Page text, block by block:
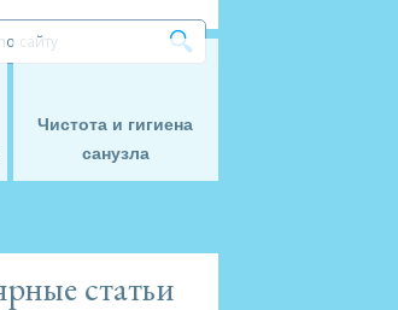
Чистота и гигиена
санузла
статьи